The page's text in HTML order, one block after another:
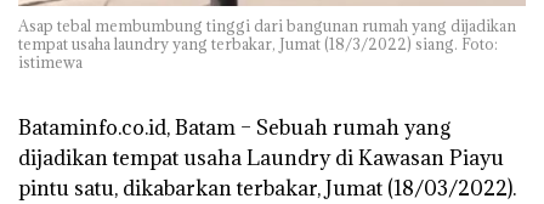
Asap tebal membumbung tinggi dari bangunan rumah yang dijadikan
tempat usaha laundry yang terbakar, Jumat (18/3/2022) siang. Foto:
istimewa
Bataminfo.co.id, Batam – Sebuah rumah yang
dijadikan tempat usaha Laundry di Kawasan Piayu
pintu satu, dikabarkan terbakar, Jumat (18/03/2022).